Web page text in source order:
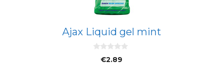
Ajax Liquid gel mint
€2.89